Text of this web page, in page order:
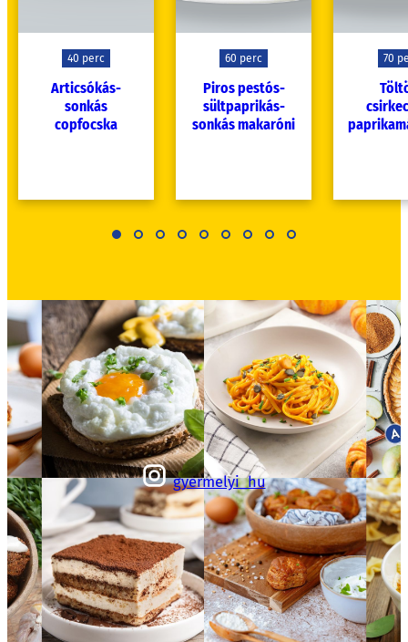
40 perc
Articsókás-
sonkás
copfocska
60 perc
Piros pestós-
sültpaprikás-
sonkás makaróni
70
gyermelyi_hu